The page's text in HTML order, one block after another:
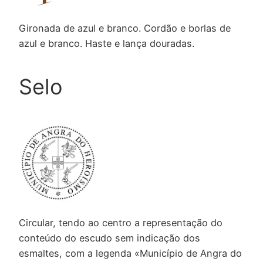
Gironada de azul e branco. Cordão e borlas de
azul e branco. Haste e lança douradas.
Selo
Circular, tendo ao centro a representação do
conteúdo do escudo sem indicação dos
esmaltes, com a legenda «Município de Angra do